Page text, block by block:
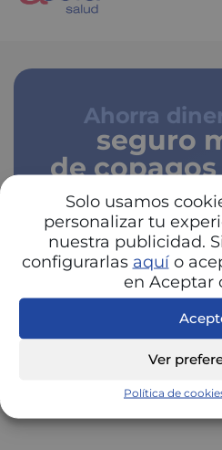
Solo usamos
personalizar tu
nuestra publicidad.
configurarlas aquío
en Aceptar
Ver
Política de
Ahorra
seguro
de
Pulsa y